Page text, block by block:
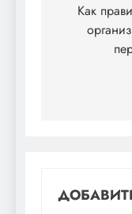
записям
Как